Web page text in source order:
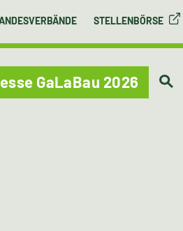
STELLENBÖRSE
GaLaBau 2026